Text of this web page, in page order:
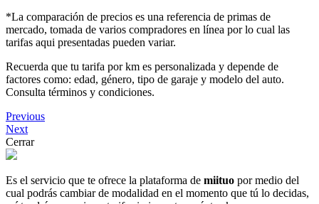
*La comparación de precios es una referencia de primas de
mercado, tomada de varios compradores en línea por lo cual las
tarifas aqui presentadas pueden variar.
Recuerda que tu tarifa por km es personalizada y depende de
factores como: edad, género, tipo de garaje y modelo del auto.
Consulta términos y condiciones.
Previous
Next
Cerrar
Es el servicio que te ofrece la plataforma de miituo por medio del
cual podrás cambiar de modalidad en el momento que tú lo decidas,